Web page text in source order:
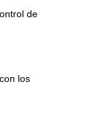
de
los